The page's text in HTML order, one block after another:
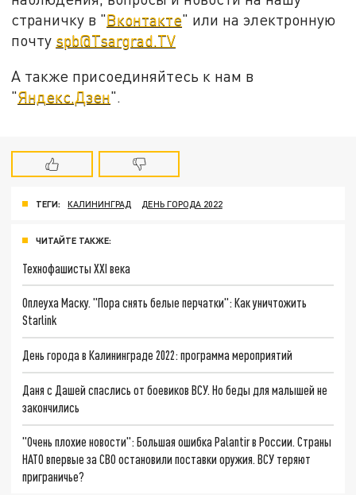
страничку в "Вконтакте" или на электронную
почту spb@Tsargrad.TV
А также присоединяйтесь к нам в
"Яндекс.Дзен".
ТЕГИ: КАЛИНИНГРАД ДЕНЬ ГОРОДА 2022
ЧИТАЙТЕ ТАКЖЕ:
Технофашисты XXI века
Оплеуха Маску. "Пора снять белые перчатки": Как уничтожить
Starlink
День города в Калининграде 2022: программа мероприятий
Даня с Дашей спаслись от боевиков ВСУ. Но беды для малышей не
закончились
"Очень плохие новости": Большая ошибка Palantir в России. Страны
НАТО впервые за СВО остановили поставки оружия. ВСУ теряют
приграничье?